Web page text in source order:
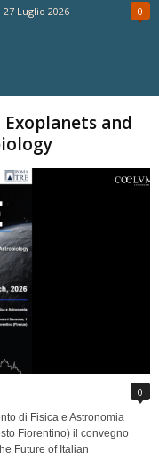
27 Luglio 2026 0
and
0
di Fisica e Astronomia
Fiorentino) il convegno
Future of Italian